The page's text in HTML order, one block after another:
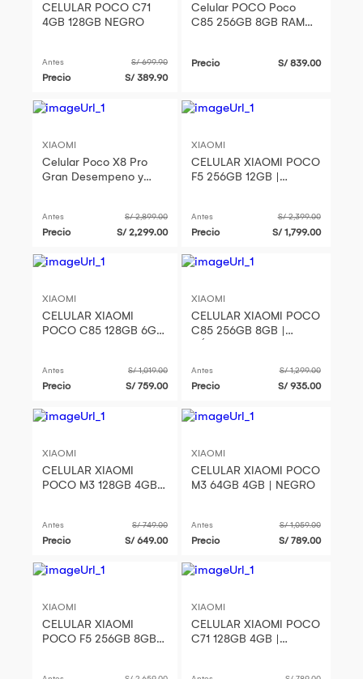
CELULAR POCO C71
4GB 128GB NEGRO
Antes S/ 699.90
Precio S/ 389.90
Celular POCO Poco
C85 256GB 8GB RAM
Precio S/ 839.00
XIAOMI
Celular Poco X8 Pro
Gran Desempeno y
Antes S/ 2,899.00
Precio S/ 2,299.00
XIAOMI
CELULAR XIAOMI POCO
F5 256GB 12GB |
Antes S/ 2,399.00
Precio S/ 1,799.00
XIAOMI
CELULAR XIAOMI
POCO C85 128GB 6GB
Antes S/ 1,019.00
Precio S/ 759.00
XIAOMI
CELULAR XIAOMI POCO
C85 256GB 8GB |
Antes S/ 1,299.00
Precio S/ 935.00
XIAOMI
CELULAR XIAOMI
POCO M3 128GB 4GB |
Antes S/ 749.00
Precio S/ 649.00
XIAOMI
CELULAR XIAOMI POCO
M3 64GB 4GB | NEGRO
Antes S/ 1,059.00
Precio S/ 789.00
XIAOMI
CELULAR XIAOMI
POCO F5 256GB 8GB |
XIAOMI
CELULAR XIAOMI POCO
C71 128GB 4GB |